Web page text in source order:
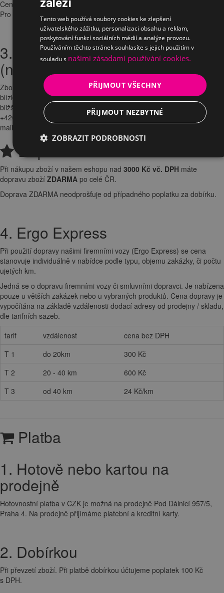
Cena dopravy činí200 Kč
Pro objednávky
nad 3000 Kč s DPH je doprava ZDARMA
3. Doprava na paletě
(nadrozměrné zboží)
Zboží je přepravováno na paletě přepravcem DHL. V rámci Prahy a
blízkého okolí nabízíme vlastní dopravu s možností montáže. Pro
bližší informace a cenu nás neváhejte kontaktovat telefonicky na
+420 737 125 483 | +420 241 485 797 nebo nám zašlete dotaz e-
mailem na
Doprava zdarma
Při nákupu zboží v našem eshopu nad 3000 Kč vč. DPH máte
dopravu zboží ZDARMA po celé ČR.
Doprava ZDARMA neodprošťuje od případného poplatku za dobírku.
4. Ergo Express
Při použití dopravy našimi firemními vozy (Ergo Express) se cena
stanovuje individuálně v nabídce podle typu, objemu zakázky, či počtu
ujetých km.
Jedná se o dopravu firemními vozy či smluvními dopravci. Je nabízena
pouze u větších zakázek nebo u vybraných produktů. Cena dopravy je
vypočítána na základě vzdálenosti dodací adresy od prodejny / skladu,
dle tarifních sazeb.
tarif
vzdálenost
cena bez DPH
T 1
do 20km
300 Kč
T 2
20 - 40 km
600 Kč
T 3
od 40 km 24 Kč/km
Platba
1. Hotově nebo kartou na
prodejně
Hotovnostní platba v CZK je možná na prodejně Pod Dálnicí 957/5,
Praha 4. Na prodejně přijímáme platební a kreditní karty.
2. Dobírkou
Při převzetí zboží. Při platbě dobírkou účtujeme poplatek 100 Kč
s DPH.
Tento web používá soubory cookies ke zlepšení
uživatelského zážitku, personalizaci obsahu a reklam,
poskytování funkcí sociálních médií a analýze provozu.
Používáním těchto stránek souhlasíte s jejich použitím v
souladu s našimi zásadami používání cookies.
PŘIJMOUT VŠECHNY
PŘIJMOUT NEZBYTNÉ
ZOBRAZIT PODROBNOSTI